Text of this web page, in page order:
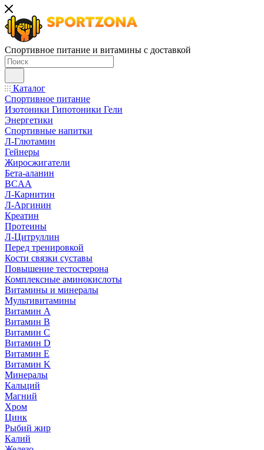
Спортивное питание и витамины с доставкой
Каталог
Спортивное питание
Изотоники Гипотоники Гели
Энергетики
Спортивные напитки
Л-Глютамин
Гейнеры
Жиросжигатели
Бета-аланин
BCAA
Л-Карнитин
Л-Аргинин
Креатин
Протеины
Л-Цитруллин
Перед тренировкой
Кости связки суставы
Повышение тестостерона
Комплексные аминокислоты
Витамины и минералы
Мультивитамины
Витамин A
Витамин B
Витамин C
Витамин D
Витамин E
Витамин K
Минералы
Кальций
Магний
Хром
Цинк
Рыбий жир
Калий